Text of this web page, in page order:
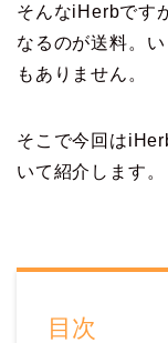
そんなiHerbです
なるのが送料。
もありません。
そこで今回は
いて紹介します。
目次